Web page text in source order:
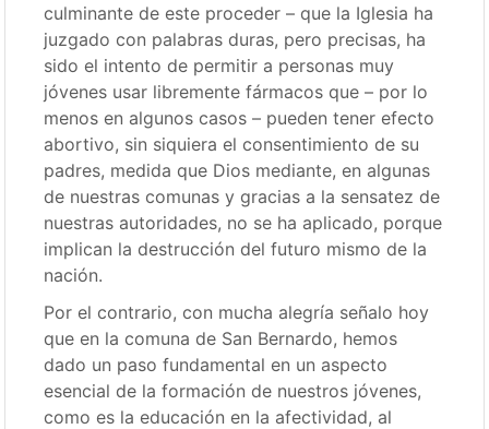
culminante de este proceder – que la Iglesia ha
juzgado con palabras duras, pero precisas, ha
sido el intento de permitir a personas muy
jóvenes usar libremente fármacos que – por lo
menos en algunos casos – pueden tener efecto
abortivo, sin siquiera el consentimiento de su
padres, medida que Dios mediante, en algunas
de nuestras comunas y gracias a la sensatez de
nuestras autoridades, no se ha aplicado, porque
implican la destrucción del futuro mismo de la
nación.
Por el contrario, con mucha alegría señalo hoy
que en la comuna de San Bernardo, hemos
dado un paso fundamental en un aspecto
esencial de la formación de nuestros jóvenes,
como es la educación en la afectividad, al